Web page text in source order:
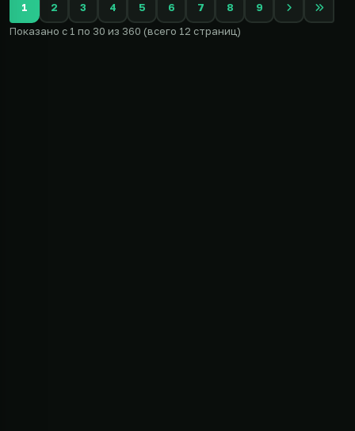
1 2 3 4 5 6 7 8
9
Показано с 1 по 30 из 360 (всего 12 страниц)